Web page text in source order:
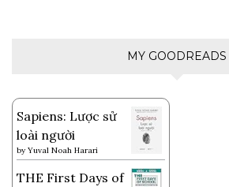
MY GOODREADS
Sapiens: Lược sử
loài người
by Yuval Noah Harari
THE First Days of